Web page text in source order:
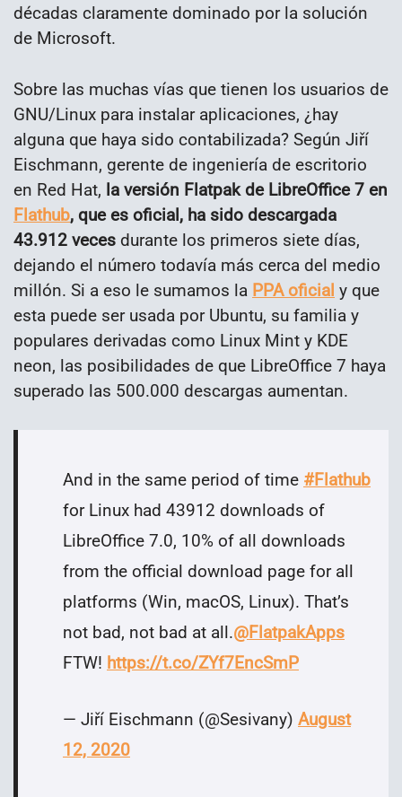
décadas claramente dominado por la solución
de Microsoft.
Sobre las muchas vías que tienen los usuarios de
GNU/Linux para instalar aplicaciones, ¿hay
alguna que haya sido contabilizada? Según Jiří
Eischmann, gerente de ingeniería de escritorio
en Red Hat, la versión Flatpak de LibreOffice 7 en
Flathub, que es oficial, ha sido descargada
43.912 veces durante los primeros siete días,
dejando el número todavía más cerca del medio
millón. Si a eso le sumamos la PPA oficial y que
esta puede ser usada por Ubuntu, su familia y
populares derivadas como Linux Mint y KDE
neon, las posibilidades de que LibreOffice 7 haya
superado las 500.000 descargas aumentan.
And in the same period of time #Flathub
for Linux had 43912 downloads of
LibreOffice 7.0, 10% of all downloads
from the official download page for all
platforms (Win, macOS, Linux). That’s
not bad, not bad at all.@FlatpakApps
FTW! https://t.co/ZYf7EncSmP
— Jiří Eischmann (@Sesivany) August
12, 2020